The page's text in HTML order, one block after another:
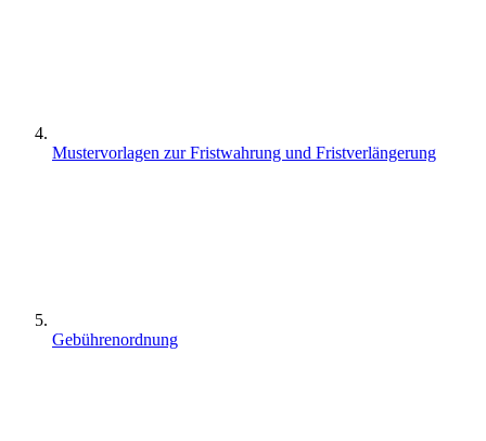
Mustervorlagen zur Fristwahrung und Fristverlängerung
Gebührenordnung